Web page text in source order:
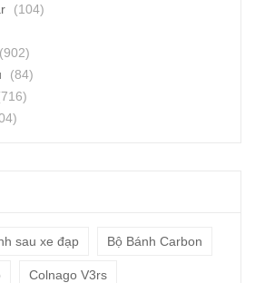
(104)
(902)
(84)
sau xe đạp Bộ Bánh Carbon
Colnago V3rs